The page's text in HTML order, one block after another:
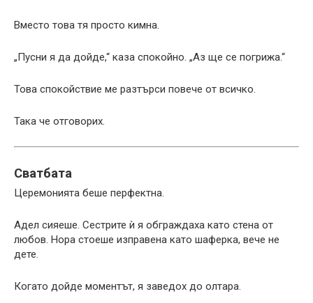
Вместо това тя просто кимна.
„Пусни я да дойде,“ каза спокойно. „Аз ще се погрижа.“
Това спокойствие ме разтърси повече от всичко.
Така че отговорих.
Сватбата
Церемонията беше перфектна.
Адел сияеше. Сестрите ѝ я обграждаха като стена от
любов. Нора стоеше изправена като шаферка, вече не
дете.
Когато дойде моментът, я заведох до олтара.